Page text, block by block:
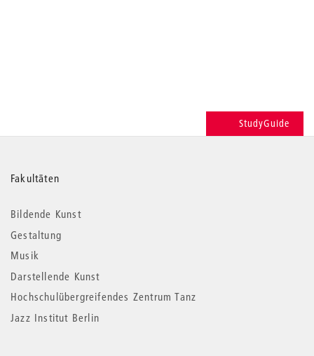
StudyGuide
Weitere
Informationen
Fakultäten
Bildende Kunst
Gestaltung
Musik
Darstellende Kunst
Hochschulübergreifendes Zentrum Tanz
Jazz Institut Berlin